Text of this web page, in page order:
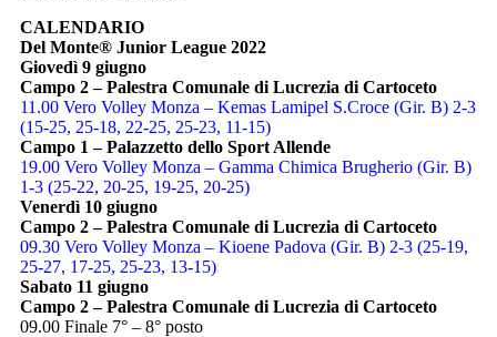
CALENDARIO
Del Monte® Junior League 2022
Giovedì 9 giugno
Campo 2 – Palestra Comunale di Lucrezia di Cartoceto
11.00 Vero Volley Monza – Kemas Lamipel S.Croce (Gir. B) 2-3
(15-25, 25-18, 22-25, 25-23, 11-15)
Campo 1 – Palazzetto dello Sport Allende
19.00 Vero Volley Monza – Gamma Chimica Brugherio (Gir. B)
1-3 (25-22, 20-25, 19-25, 20-25)
Venerdì 10 giugno
Campo 2 – Palestra Comunale di Lucrezia di Cartoceto
09.30 Vero Volley Monza – Kioene Padova (Gir. B) 2-3 (25-19,
25-27, 17-25, 25-23, 13-15)
Sabato 11 giugno
Campo 2 – Palestra Comunale di Lucrezia di Cartoceto
09.00 Finale 7° – 8° posto